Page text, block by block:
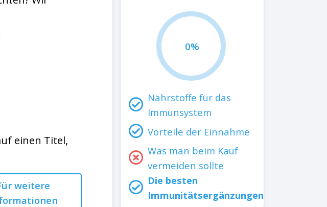
einen Titel,
weitere
0%
Nährstoffe für das
Immunsystem
Vorteile der Einnahme
Was man beim Kauf
vermeiden sollte
Die besten
Immunitätsergänzungen